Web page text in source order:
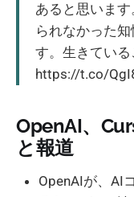
あると思いま
られなかった
す。生きている
https://t.co/
OpenAI、
と報道
OpenAIが、AI